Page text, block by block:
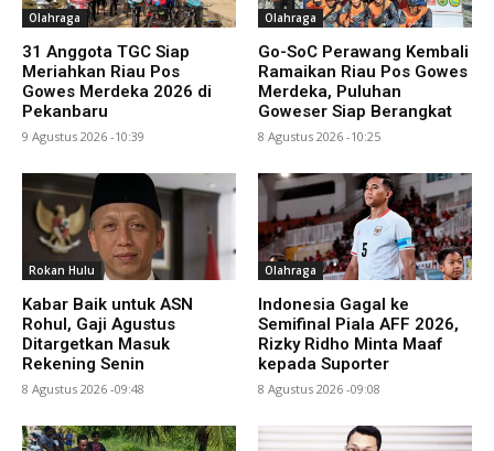
Olahraga
31 Anggota TGC Siap
Meriahkan Riau Pos
Gowes Merdeka 2026 di
Pekanbaru
9 Agustus 2026 -10:39
Olahraga
Go-SoC Perawang Kembali
Ramaikan Riau Pos Gowes
Merdeka, Puluhan
Goweser Siap Berangkat
8 Agustus 2026 -10:25
Rokan Hulu
Kabar Baik untuk ASN
Rohul, Gaji Agustus
Ditargetkan Masuk
Rekening Senin
8 Agustus 2026 -09:48
Olahraga
Indonesia Gagal ke
Semifinal Piala AFF 2026,
Rizky Ridho Minta Maaf
kepada Suporter
8 Agustus 2026 -09:08